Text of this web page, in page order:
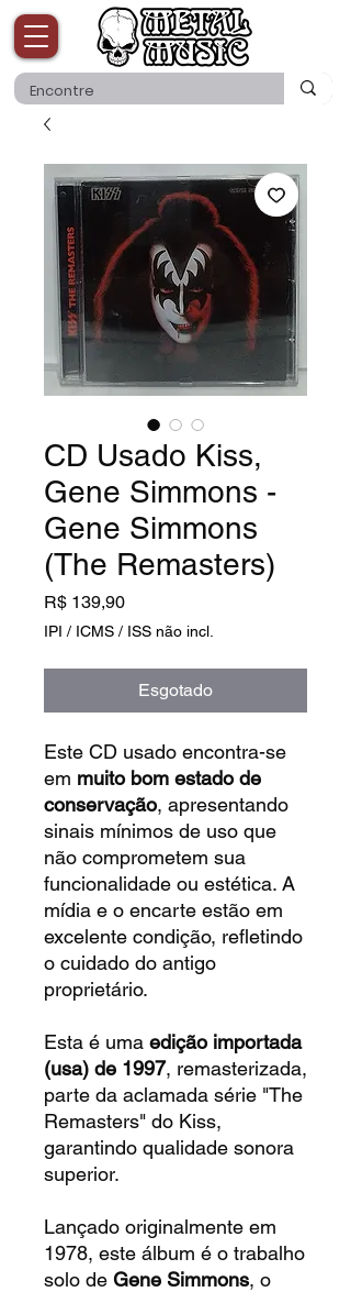
CD Usado Kiss,
Gene Simmons -
Gene Simmons
(The Remasters)
R$ 139,90Preço
IPI / ICMS / ISS não incl.
Esgotado
Este CD usado encontra-se
em muito bom estado de
conservação, apresentando
sinais mínimos de uso que
não comprometem sua
funcionalidade ou estética. A
mídia e o encarte estão em
excelente condição, refletindo
o cuidado do antigo
proprietário.
Esta é uma edição importada
(usa) de 1997, remasterizada,
parte da aclamada série "The
Remasters" do Kiss,
garantindo qualidade sonora
superior.
Lançado originalmente em
1978, este álbum é o trabalho
solo de Gene Simmons, o